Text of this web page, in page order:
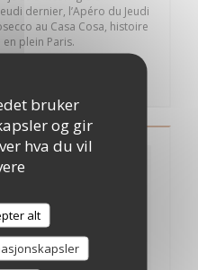
bruker
og gir
hva du vil
alt
dernier, l’Apéro du Jeudi
au Casa Cosa, histoire
plein Paris.